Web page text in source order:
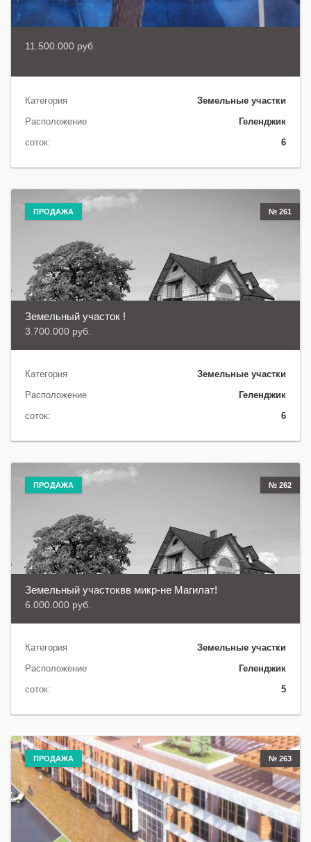
11.500.000 руб.
Категория
Земельные участки
Расположение
Геленджик
соток:
6
ПРОДАЖА № 261
Земельный участок !
3.700.000 руб.
Категория
Земельные участки
Расположение
Геленджик
соток:
6
ПРОДАЖА № 262
Земельный участоквв микр-не Магилат!
6.000.000 руб.
Категория
Земельные участки
Расположение
Геленджик
соток:
5
ПРОДАЖА № 263